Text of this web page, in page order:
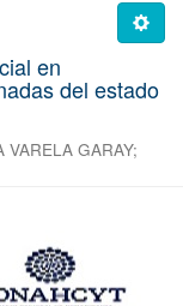
en
del estado
VARELA GARAY;